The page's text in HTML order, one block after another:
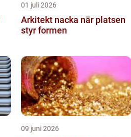
01 juli 2026
Arkitekt nacka när platsen
styr formen
09 juni 2026